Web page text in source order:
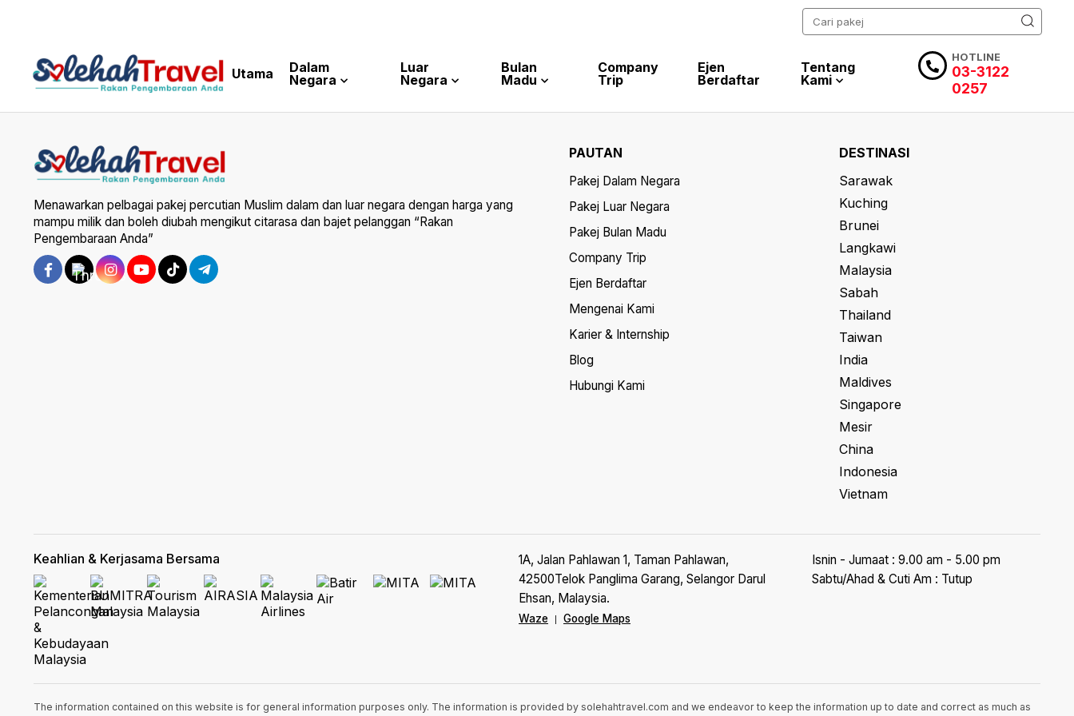
Utama
Dalam
Negara
Luar
Negara
Bulan
Madu
Company
Trip
Ejen
Berdaftar
Tentang
Kami
HOTLINE
03-3122
0257
Menawarkan pelbagai pakej percutian Muslim dalam dan luar negara dengan harga yang
mampu milik dan boleh diubah mengikut citarasa dan bajet pelanggan “Rakan
Pengembaraan Anda”
PAUTAN
Pakej Dalam Negara
Pakej Luar Negara
Pakej Bulan Madu
Company Trip
Ejen Berdaftar
Mengenai Kami
Karier & Internship
Blog
Hubungi Kami
DESTINASI
Sarawak
Kuching
Brunei
Langkawi
Malaysia
Sabah
Thailand
Taiwan
India
Maldives
Singapore
Mesir
China
Indonesia
Vietnam
Keahlian & Kerjasama Bersama
1A, Jalan Pahlawan 1, Taman Pahlawan,
42500Telok Panglima Garang, Selangor Darul
Ehsan, Malaysia.
Waze Google Maps
Isnin - Jumaat : 9.00 am - 5.00 pm
Sabtu/Ahad & Cuti Am : Tutup
The information contained on this website is for general information purposes only. The information is provided by solehahtravel.com and we endeavor to keep the information up to date and correct as much as